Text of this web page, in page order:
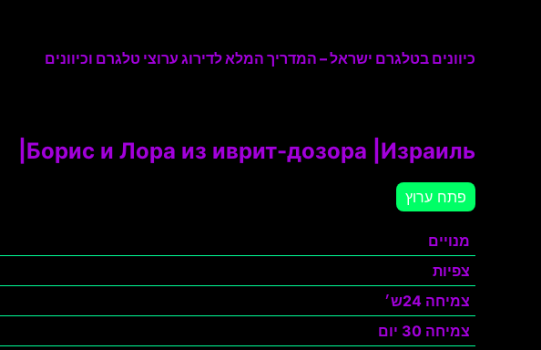
כיוונים בטלגרם ישראל – המדריך המלא לדירוג ערוצי טלגרם וכיוונים
Борис и Лора из иврит-дозора |Израиль|
פתח ערוץ
מנויים
צפיות
צמיחה 24ש׳
צמיחה 30 יום